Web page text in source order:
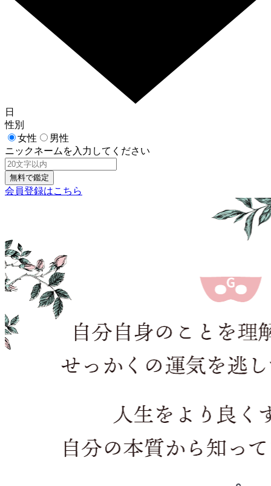
日
性別
女性
男性
ニックネームを入力してください
会員登録はこちら